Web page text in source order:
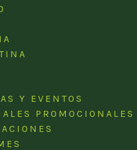
Y EVENTOS
PROMOCIONALES